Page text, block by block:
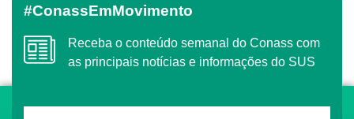
#ConassEmMovimento
Receba o conteúdo semanal do Conass com
as principais notícias e informações do SUS